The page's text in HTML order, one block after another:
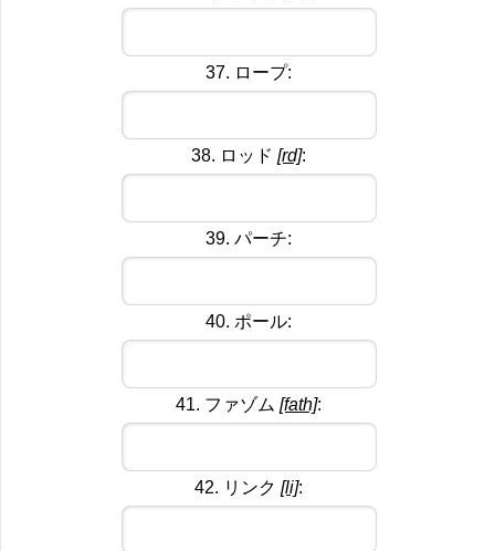
37. ロープ:
38. ロッド [rd]:
39. パーチ:
40. ポール:
41. ファゾム [fath]:
42. リンク [li]: